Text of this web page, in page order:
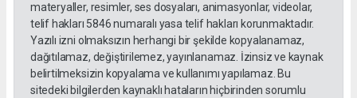
materyaller, resimler, ses dosyaları, animasyonlar, videolar,
telif hakları 5846 numaralı yasa telif hakları korunmaktadır.
Yazılı izni olmaksızın herhangi bir şekilde kopyalanamaz,
dağıtılamaz, değiştirilemez, yayınlanamaz. İzinsiz ve kaynak
belirtilmeksizin kopyalama ve kullanımı yapılamaz. Bu
sitedeki bilgilerden kaynaklı hataların hiçbirinden sorumlu